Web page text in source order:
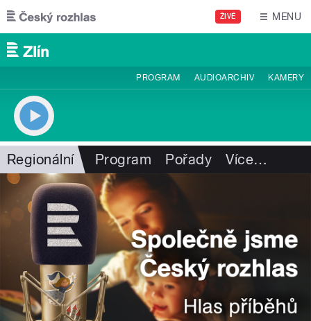
Přejít k hlavnímu obsahu
ŽIVĚ MENU
PROGRAM AUDIOARCHIV KAMERY
Regionální Program Pořady Více…